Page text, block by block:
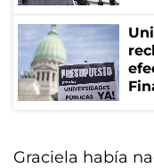
Graciela había